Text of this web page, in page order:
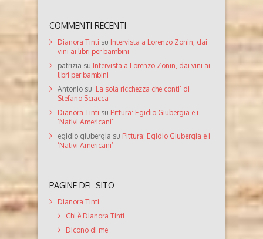
COMMENTI RECENTI
Dianora Tinti su Intervista a Lorenzo Zonin, dai
vini ai libri per bambini
patrizia su Intervista a Lorenzo Zonin, dai vini ai
libri per bambini
Antonio su ‘La sola ricchezza che conti’ di
Stefano Sciacca
Dianora Tinti su Pittura: Egidio Giubergia e i
‘Nativi Americani’
egidio giubergia su Pittura: Egidio Giubergia e i
‘Nativi Americani’
PAGINE DEL SITO
Dianora Tinti
Chi è Dianora Tinti
Dicono di me